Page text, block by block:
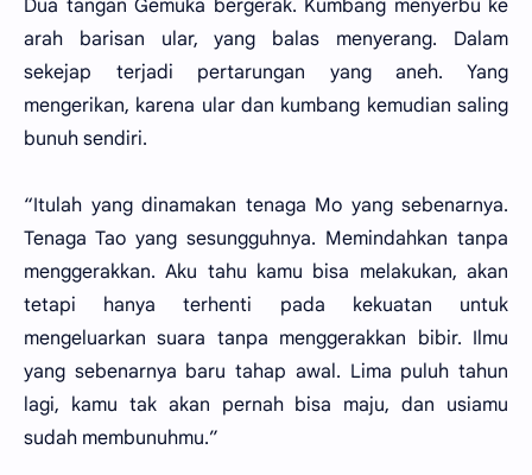
Dua tangan Gemuka bergerak. Kumbang menyerbu ke
arah barisan ular, yang balas menyerang. Dalam
sekejap terjadi pertarungan yang aneh. Yang
mengerikan, karena ular dan kumbang kemudian saling
bunuh sendiri.
“Itulah yang dinamakan tenaga Mo yang sebenarnya.
Tenaga Tao yang sesungguhnya. Memindahkan tanpa
menggerakkan. Aku tahu kamu bisa melakukan, akan
tetapi hanya terhenti pada kekuatan untuk
mengeluarkan suara tanpa menggerakkan bibir. Ilmu
yang sebenarnya baru tahap awal. Lima puluh tahun
lagi, kamu tak akan pernah bisa maju, dan usiamu
sudah membunuhmu.”